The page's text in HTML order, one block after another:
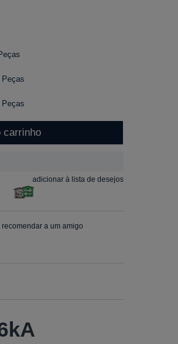
Peças
Peças
carrinho
adicionar à lista de desejos
recomendar a um amigo